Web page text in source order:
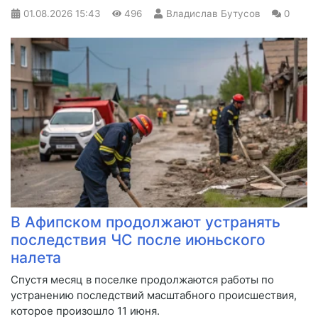
01.08.2026 15:43 496 Владислав Бутусов 0
В Афипском продолжают устранять
последствия ЧС после июньского
налета
Спустя месяц в поселке продолжаются работы по
устранению последствий масштабного происшествия,
которое произошло 11 июня.